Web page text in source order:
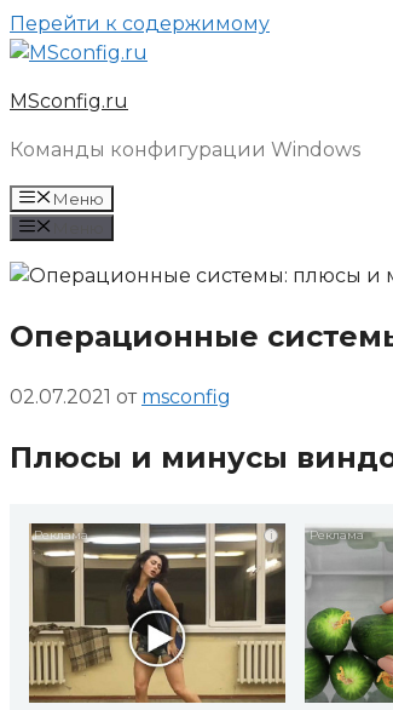
Перейти к содержимому
MSconfig.ru
Команды конфигурации Windows
Меню
Операционные
02.07.2021 от msconfig
Плюсы и минусы
i